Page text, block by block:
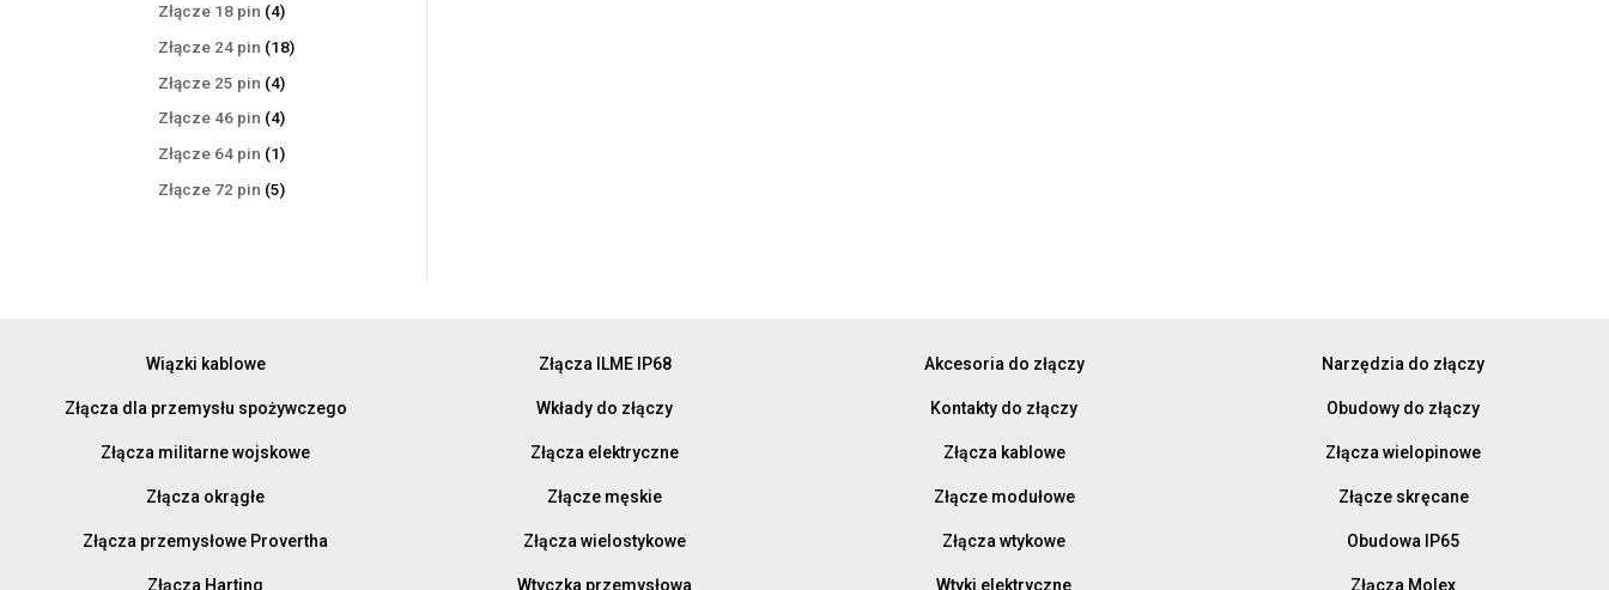
Złącze 18 pin 44
produkty
Złącze 24 pin 1818
Złącze 25 pin 44
produkty
Złącze 46 pin 44
produkty
Złącze 64 pin 11
produkt
Złącze 72 pin 55
Wiązki kablowe
Złącza dla przemysłu spożywczego
Złącza militarne wojskowe
Złącza okrągłe
Złącza przemysłowe Provertha
Złącza Harting
Złącza ILME IP68
Wkłady do złączy
Złącza elektryczne
Złącze męskie
Złącza wielostykowe
Wtyczka przemysłowa
Akcesoria do złączy
Kontakty do złączy
Złącza kablowe
Złącze modułowe
Złącza wtykowe
Wtyki elektryczne
Narzędzia do złączy
Obudowy do złączy
Złącza wielopinowe
Złącze skręcane
Obudowa IP65
Złącza Molex